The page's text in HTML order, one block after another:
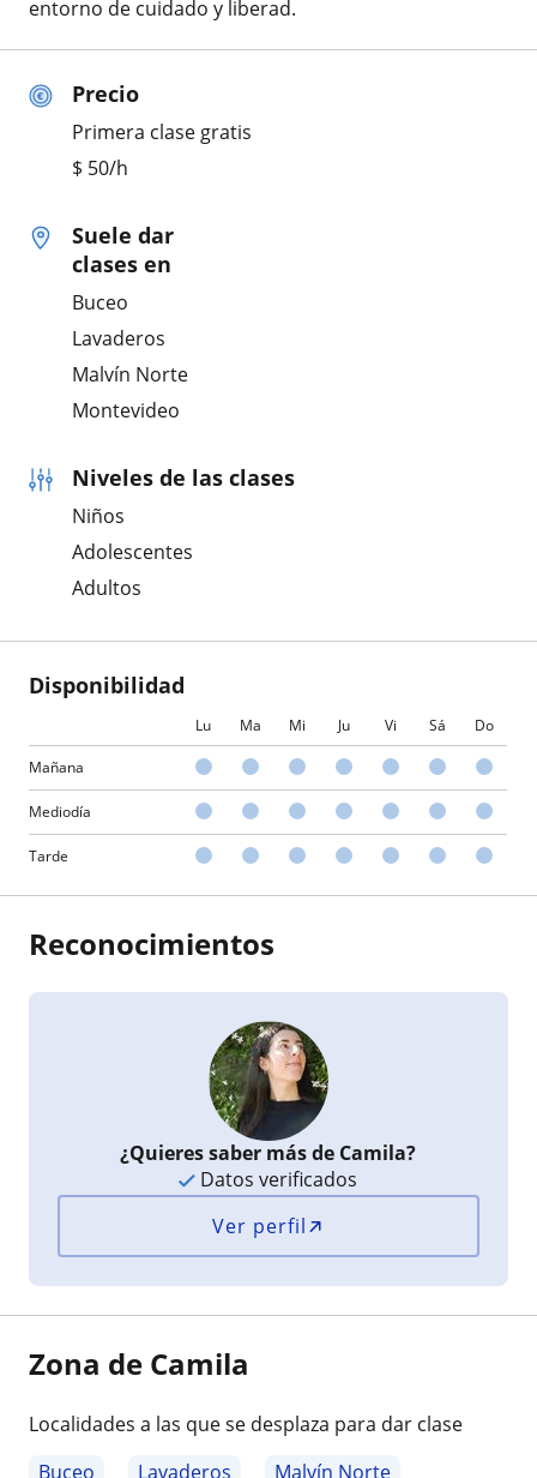
Precio
Primera clase gratis
$ 50/h
Suele dar
clases en
Buceo
Lavaderos
Malvín Norte
Montevideo
Niveles de las clases
Niños
Adolescentes
Adultos
Disponibilidad
Lu Ma Mi Ju Vi Sá Do
Mañana
Mediodía
Tarde
entorno de cuidado y liberad.
Reconocimientos
¿Quieres saber más de Camila?
Datos verificados
Ver perfil
Zona de Camila
Localidades a las que se desplaza para dar clase
Buceo
Lavaderos Malvín Norte